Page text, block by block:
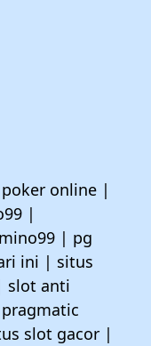
poker online |
|
| pg
ini | situs
slot anti
pragmatic
slot gacor |